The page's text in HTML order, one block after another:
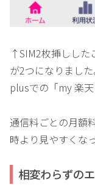
↑SIM2枚挿しした
が2つになりまし
plusでの「my 楽
通信料ごとの月額
時より見やすくな
相変わらずの